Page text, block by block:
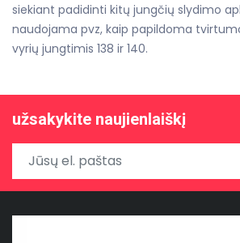
siekiant padidinti kitų jungčių slydimo
naudojama pvz, kaip papildoma
vyrių jungtimis 138 ir 140.
užsakykite naujienlaiškį